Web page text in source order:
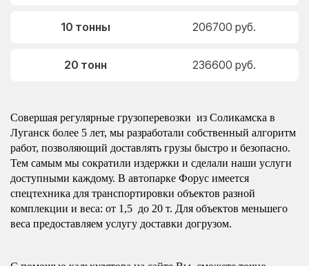
10 тонны 206700 руб.
20 тонн 236600 руб.
Совершая регулярные грузоперевозки из Соликамска в
Луганск более 5 лет, мы разработали собственный алгоритм
работ, позволяющий доставлять грузы быстро и безопасно.
Тем самым мы сократили издержки и сделали наши услуги
доступными каждому. В автопарке Форус имеется
спецтехника для транспортировки объектов разной
комплекции и веса: от 1,5 до 20 т. Для объектов меньшего
веса предоставляем услугу доставки догрузом.